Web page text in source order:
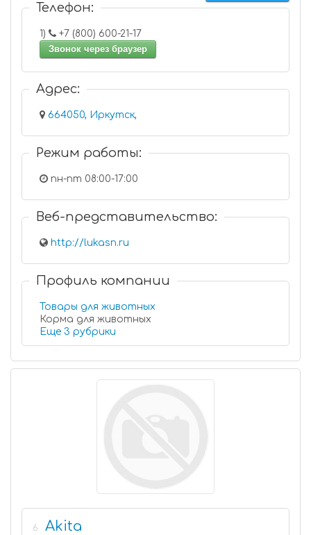
Телефон:
1)
+7 (800) 600-21-17
Звонок через браузер
Адрес:
664050, Иркутск,
Режим работы:
пн-пт 08:00-17:00
Веб-представительство:
http://lukasn.ru
Профиль компании
Товары для животных
Корма для животных
Еще 3 рубрики
6 Akita